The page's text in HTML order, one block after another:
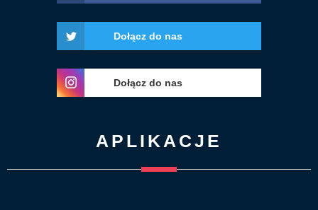
Dołącz do nas
Dołącz do nas
APLIKACJE